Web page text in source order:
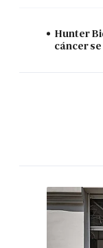
Hunter
cáncer